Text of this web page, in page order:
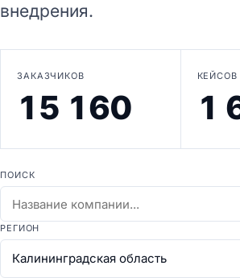
внедрения.
ЗАКАЗЧИКОВ
15 160 1
ПОИСК
РЕГИОН